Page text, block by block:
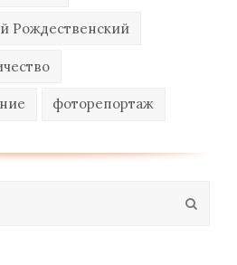
Рождественский
фоторепортаж